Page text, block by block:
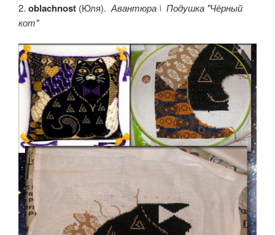
2. oblachnost (Юля). Авантюра \ Подушка "Чёрный
кот"